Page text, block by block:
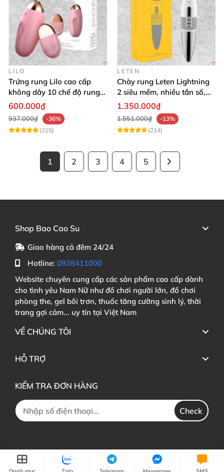
LILO
Trứng rung Lilo cao cấp
không dây 10 chế độ rung
điều khiển USB
600.000₫
937.000₫
-36%
(215)
LETEN
Chày rung Leten Lightning
2 siêu mềm, nhiều tần số,
phát nhiệt kích thích
1.350.000₫
1.551.000₫
-13%
(214)
1 2 3 4 5
Shop Bao Cao Su
Giao hàng cả đêm 24/24
Hotline: 0938411000
Website chuyên cung cấp các sản phẩm cao cấp dành
cho tình yêu Nam Nữ như đồ chơi người lớn, đồ chơi
phòng the, gel bôi trơn, thuốc tăng cường sinh lý, thời
trang gợi cảm... uy tín tại Việt Nam
VỀ CHÚNG TÔI
HỖ TRỢ
KIỂM TRA ĐƠN HÀNG
Check